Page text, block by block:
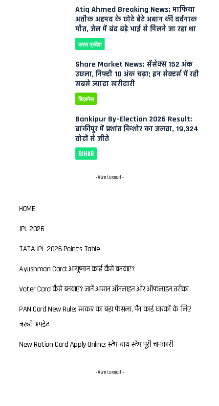
Atiq Ahmed Breaking News: माफिया
अतीक अहमद के छोटे बेटे अबान की दर्दनाक
मौत, जेल में बंद बड़े भाई से मिलने जा रहा था
उत्तर प्रदेश
Share Market News: सेंसेक्स 152 अंक
उछला, निफ्टी 10 अंक चढ़ा; इन सेक्टर्स में रही
सबसे ज्यादा खरीदारी
बिज़नेस
Bankipur By-Election 2026 Result:
बांकीपुर में प्रशांत किशोर का जलवा, 19,324
वोटों से जीते
BIHAR
- Advertisement -
HOME
IPL 2026
TATA IPL 2026 Points Table
Ayushman Card: आयुष्मान कार्ड कैसे बनवाएं?
Voter Card कैसे बनवाएं? जानें आसान ऑनलाइन और ऑफलाइन तरीका
PAN Card New Rule: सरकार का बड़ा फैसला, पैन कार्ड धारकों के लिए
जरूरी अपडेट
New Ration Card Apply Online: स्टेप-बाय-स्टेप पूरी जानकारी
- Advertisement -